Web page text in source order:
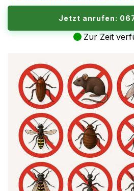
Jetzt anrufen:
Zur Zeit